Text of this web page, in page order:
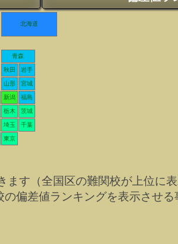
北海道
青森
秋田 岩手
山形 宮城
新潟 福島
栃木 茨城
埼玉 千葉
東京
す（全国区の難関校が上位に表
偏差値ランキングを表示させ